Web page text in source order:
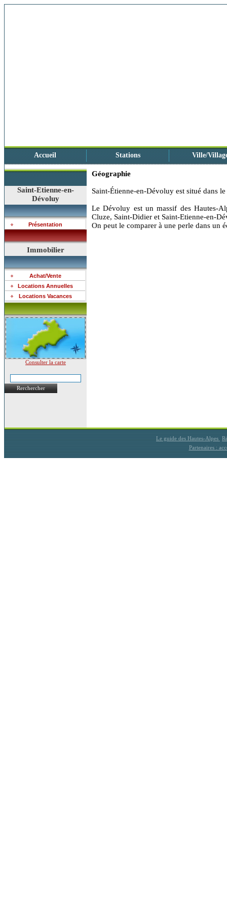
Accueil Stations Ville/
Saint-Etienne-en-
Dévoluy
Présentation
Immobilier
Achat/Vente
Locations Annuelles
Locations Vacances
Consulter la carte
Rerchercher
Géographie
Saint-Étienne-en-Dévoluy est situé dans
Le Dévoluy est un massif des Hautes-
Cluze, Saint-Didier et Saint-Etienne-en-
On peut le comparer à une perle dans un
Le guide des Hautes-Alpes
Partenaires :